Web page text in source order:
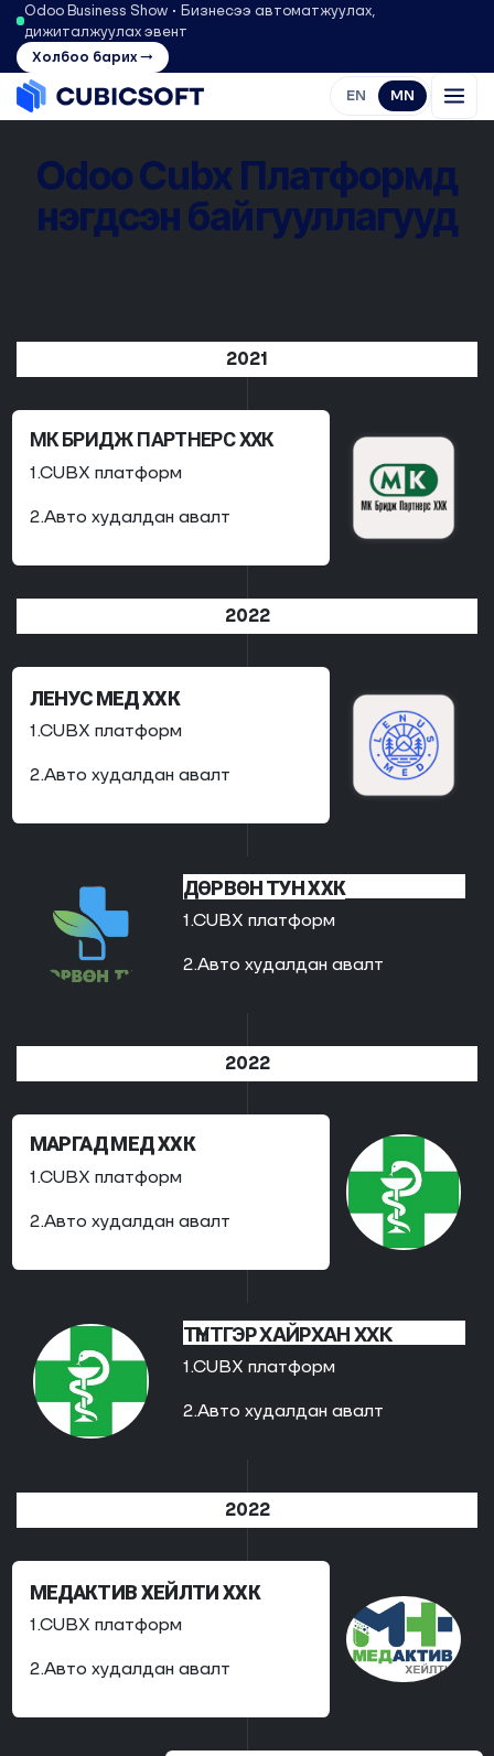
Odoo Business Show • Бизнесээ автоматжуулах,
дижиталжуулах эвент
Холбоо барих →
EN MN
OdooCubx Платформд
нэгдсэн байгууллагууд
2021
МК БРИДЖ ПАРТНЕРС ХХК
1.CUBX платформ
2.Авто худалдан авалт
2022
ЛЕНУС МЕД ХХК
1.CUBX платформ
2.Авто худалдан авалт
ДӨРВӨН ТУН ХХК
1.CUBX платформ
2.Авто худалдан авалт
2022
МАРГАД МЕД ХХК
1.CUBX платформ
2.Авто худалдан авалт
ТҮНТГЭР ХАЙРХАН ХХК
1.CUBX платформ
2.Авто худалдан авалт
2022
МЕДАКТИВ ХЕЙЛТИ ХХК
1.CUBX платформ
2.Авто худалдан авалт